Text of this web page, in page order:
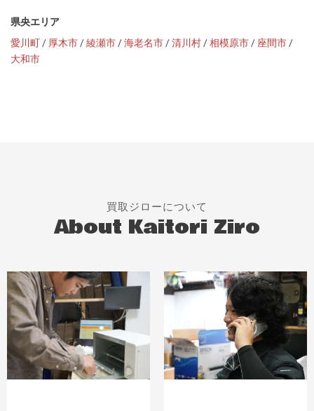
県央エリア
愛川町/ 厚木市/綾瀬市/海老名市/清川村/相模原市/ 座間市/
大和市
買取ジローについて
About Kaitori Ziro